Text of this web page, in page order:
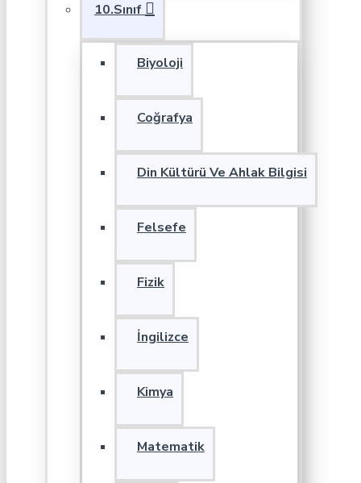
10.Sınıf
Biyoloji
Coğrafya
Din Kültürü Ve Ahlak Bilgisi
Felsefe
Fizik
İngilizce
Kimya
Matematik